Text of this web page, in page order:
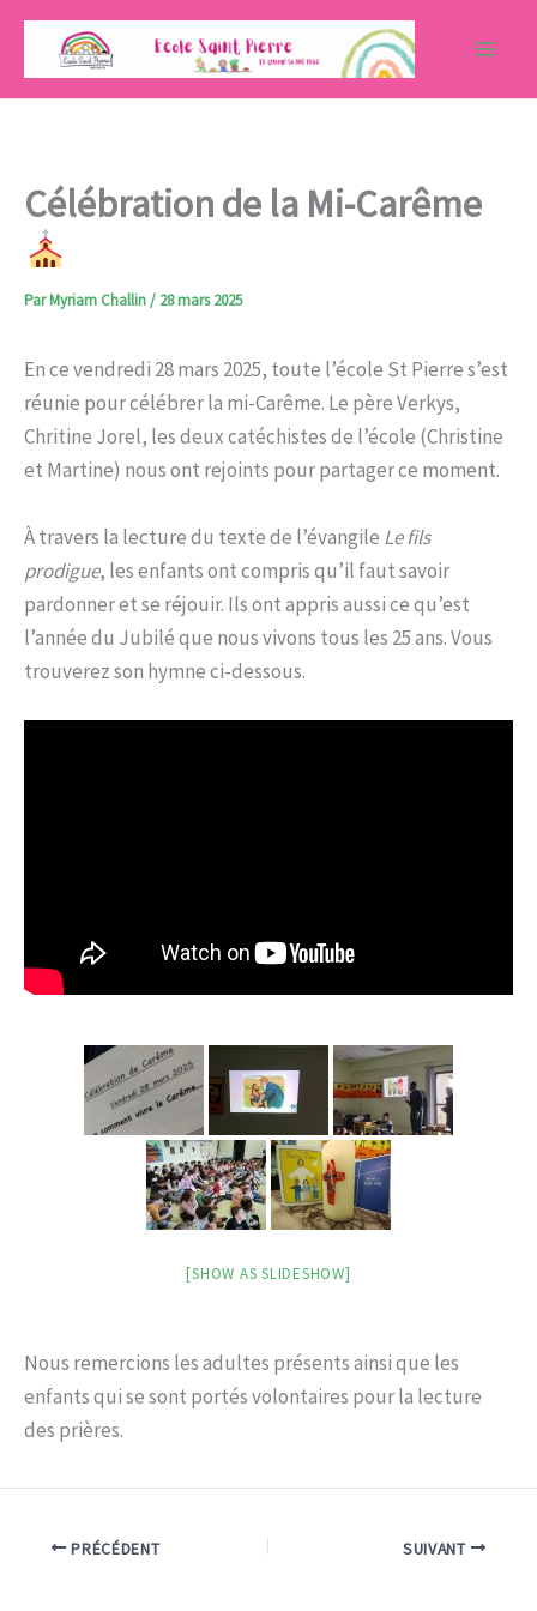
Aller
contenu
Célébration de la Mi-Carême
ParMyriam Challin/ 28 mars 2025
En ce vendredi 28 mars 2025, toute l’école St Pierre s’est
réunie pour célébrer la mi-Carême. Le père Verkys,
Chritine Jorel, les deux catéchistes de l’école (Christine
et Martine) nous ont rejoints pour partager ce moment.
À travers la lecture du texte de l’évangile Le fils
prodigue, les enfants ont compris qu’il faut savoir
pardonner et se réjouir. Ils ont appris aussi ce qu’est
l’année du Jubilé que nous vivons tous les 25 ans. Vous
trouverez son hymne ci-dessous.
[SHOW AS SLIDESHOW]
Nous remercions les adultes présents ainsi que les
enfants qui se sont portés volontaires pour la lecture
des prières.
PRÉCÉDENT SUIVANT